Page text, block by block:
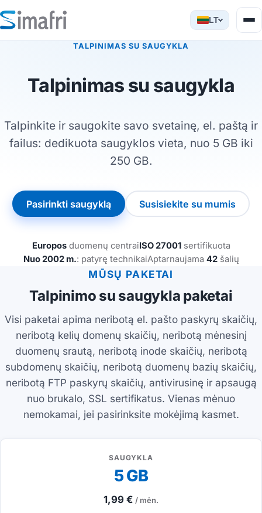
LT
TALPINIMAS SU SAUGYKLA
Talpinimas su saugykla
Talpinkite ir saugokite savo svetainę, el. paštą ir
failus: dedikuota saugyklos vieta, nuo 5 GB iki
250 GB.
Pasirinkti saugyklą Susisiekite su mumis
Europosduomenų centraiISO 27001sertifikuota
Nuo 2002 m.: patyrę technikaiAptarnaujama 42šalių
MŪSŲ PAKETAI
Talpinimo su saugykla paketai
Visi paketai apima neribotą el. pašto paskyrų skaičių,
neribotą kelių domenų skaičių, neribotą mėnesinį
duomenų srautą, neribotą inode skaičių, neribotą
subdomenų skaičių, neribotą duomenų bazių skaičių,
neribotą FTP paskyrų skaičių, antivirusinę ir apsaugą
nuo brukalo, SSL sertifikatus. Vienas mėnuo
nemokamai, jei pasirinksite mokėjimą kasmet.
SAUGYKLA
5 GB
1,99 € / mėn.